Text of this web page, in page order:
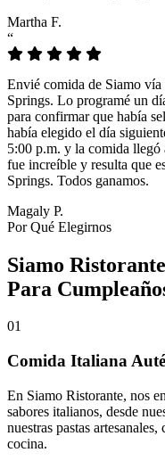
Martha F.
“
Envié comida de Siamo
Springs. Lo programé un
para confirmar que había
había elegido el día
5:00 p.m. y la comida llegó
fue increíble y resulta que
Springs. Todos ganamos.
Magaly P.
Por Qué Elegirnos
Siamo
Para
01
Comida Italiana
En Siamo Ristorante, nos
sabores italianos, desde
nuestras pastas
cocina.